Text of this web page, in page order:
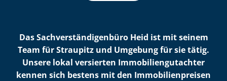
Das Sach­ver­stän­di­gen­bü­ro Heid ist mit seinem
Team für Straupitz und Umgebung für sie tätig.
Unsere lokal versierten Im­mo­bi­li­en­gut­ach­ter
kennen sich bestens mit den Im­mo­bi­li­en­prei­sen